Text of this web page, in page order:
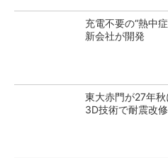
充電不要の“熱中
新会社が開発
東大赤門が27年
3D技術で耐震改修